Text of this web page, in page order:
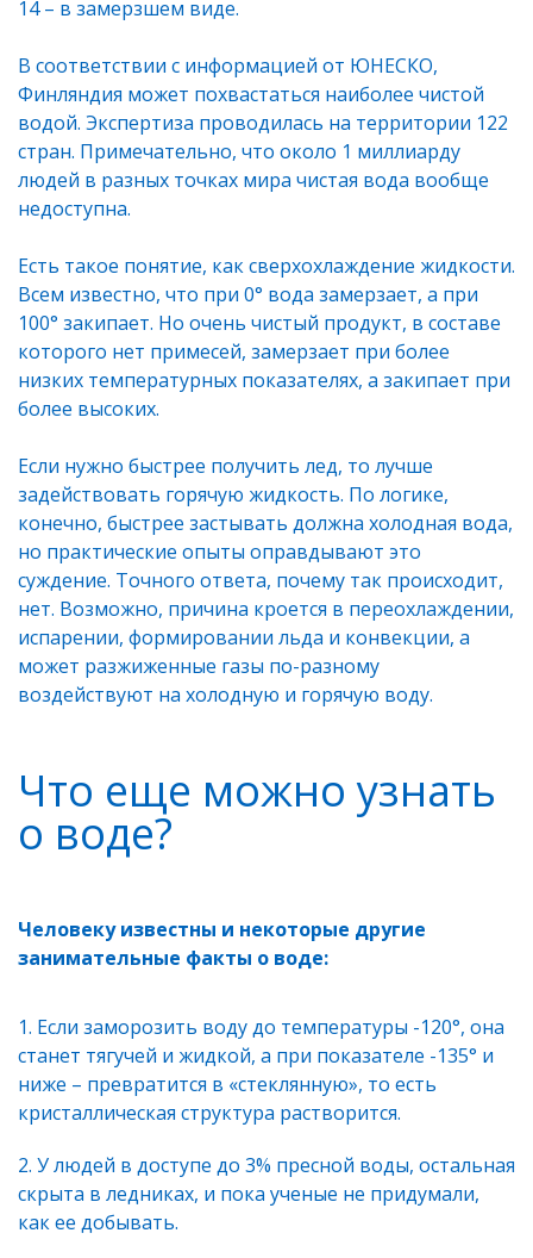
14 – в замерзшем виде.
В соответствии с информацией от ЮНЕСКО,
Финляндия может похвастаться наиболее чистой
водой. Экспертиза проводилась на территории 122
стран. Примечательно, что около 1 миллиарду
людей в разных точках мира чистая вода вообще
недоступна.
Есть такое понятие, как сверхохлаждение жидкости.
Всем известно, что при 0° вода замерзает, а при
100° закипает. Но очень чистый продукт, в составе
которого нет примесей, замерзает при более
низких температурных показателях, а закипает при
более высоких.
Если нужно быстрее получить лед, то лучше
задействовать горячую жидкость. По логике,
конечно, быстрее застывать должна холодная вода,
но практические опыты оправдывают это
суждение. Точного ответа, почему так происходит,
нет. Возможно, причина кроется в переохлаждении,
испарении, формировании льда и конвекции, а
может разжиженные газы по-разному
воздействуют на холодную и горячую воду.
Что еще можно узнать
о воде?
Человеку известны и некоторые другие
занимательные факты о воде:
Если заморозить воду до температуры -120°, она
станет тягучей и жидкой, а при показателе -135° и
ниже – превратится в «стеклянную», то есть
кристаллическая структура растворится.
У людей в доступе до 3% пресной воды, остальная
скрыта в ледниках, и пока ученые не придумали,
как ее добывать.